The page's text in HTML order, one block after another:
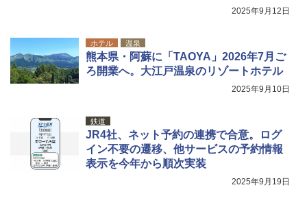
2025年9月12日
ホテル 温泉
熊本県・阿蘇に「TAOYA」2026年7月ご
ろ開業へ。大江戸温泉のリゾートホテル
2025年9月10日
鉄道
JR4社、ネット予約の連携で合意。ログ
イン不要の遷移、他サービスの予約情報
表示を今年から順次実装
2025年9月19日